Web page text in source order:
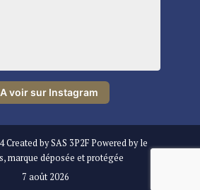
A voir sur Instagram
Created by SAS 3P2F Powered by le
marque déposée et protégée
7 août 2026